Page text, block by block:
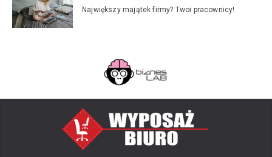
Największy majątek firmy? Twoi pracownicy!